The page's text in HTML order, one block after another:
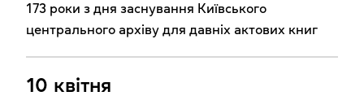
173 роки з дня заснування Київського
центрального архіву для давніх актових книг
10 квітня